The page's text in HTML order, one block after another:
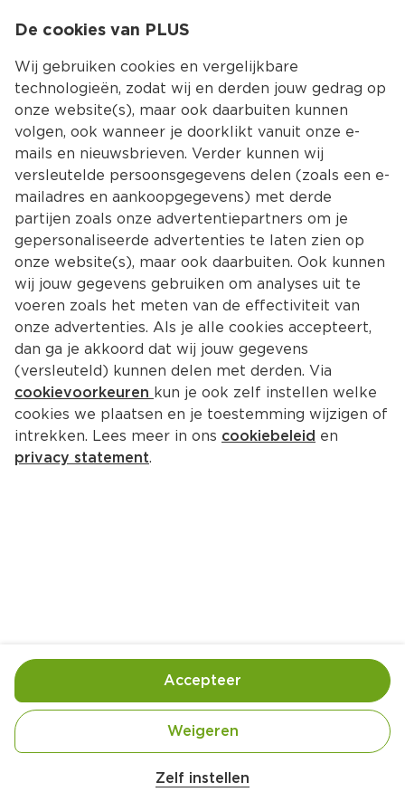
Kies jouw
Ingrediënten Bereiding
De cookies van PLUS
Wij gebruiken cookies en vergelijkbare
technologieën, zodat wij en derden jouw gedrag op
onze website(s), maar ook daarbuiten kunnen
volgen, ook wanneer je doorklikt vanuit onze e-
mails en nieuwsbrieven. Verder kunnen wij
versleutelde persoonsgegevens delen (zoals een e-
mailadres en aankoopgegevens) met derde
partijen zoals onze advertentiepartners om je
gepersonaliseerde advertenties te laten zien op
onze website(s), maar ook daarbuiten. Ook kunnen
wij jouw gegevens gebruiken om analyses uit te
voeren zoals het meten van de effectiviteit van
onze advertenties. Als je alle cookies accepteert,
dan ga je akkoord dat wij jouw gegevens
(versleuteld) kunnen delen met derden. Via
cookievoorkeuren kun je ook zelf instellen welke
cookies we plaatsen en je toestemming wijzigen of
intrekken. Lees meer in ons cookiebeleid en
privacy statement.
Zelf instellen
Weigeren
Accepteer